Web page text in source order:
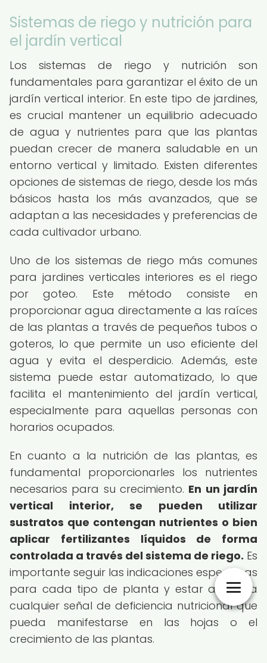
Sistemas de riego y nutrición para
el jardín vertical
Los sistemas de riego y nutrición son
fundamentales para garantizar el éxito de un
jardín vertical interior. En este tipo de jardines,
es crucial mantener un equilibrio adecuado
de agua y nutrientes para que las plantas
puedan crecer de manera saludable en un
entorno vertical y limitado. Existen diferentes
opciones de sistemas de riego, desde los más
básicos hasta los más avanzados, que se
adaptan a las necesidades y preferencias de
cada cultivador urbano.
Uno de los sistemas de riego más comunes
para jardines verticales interiores es el riego
por goteo. Este método consiste en
proporcionar agua directamente a las raíces
de las plantas a través de pequeños tubos o
goteros, lo que permite un uso eficiente del
agua y evita el desperdicio. Además, este
sistema puede estar automatizado, lo que
facilita el mantenimiento del jardín vertical,
especialmente para aquellas personas con
horarios ocupados.
En cuanto a la nutrición de las plantas, es
fundamental proporcionarles los nutrientes
necesarios para su crecimiento. En un jardín
vertical interior, se pueden utilizar
sustratos que contengan nutrientes o bien
aplicar fertilizantes líquidos de forma
controlada a través del sistema de riego. Es
importante seguir las indicaciones específicas
para cada tipo de planta y estar atento a
cualquier señal de deficiencia nutricional que
pueda manifestarse en las hojas o el
crecimiento de las plantas.